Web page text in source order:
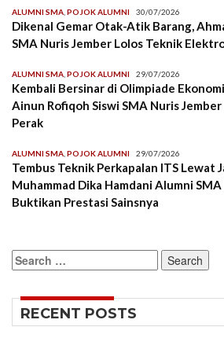
ALUMNI SMA POJOK ALUMNI 30/07/2026
Dikenal Gemar Otak-Atik Barang,
SMA Nuris Jember Lolos Teknik
ALUMNI SMA POJOK ALUMNI 29/07/2026
Kembali Bersinar di Olimpiade
Ainun Rofiqoh Siswi SMA Nuris
Perak
ALUMNI SMA POJOK ALUMNI 29/07/2026
Tembus Teknik Perkapalan ITS Lewat
Muhammad Dika Hamdani Alumni
Buktikan Prestasi Sainsnya
Search
for:
RECENT POSTS